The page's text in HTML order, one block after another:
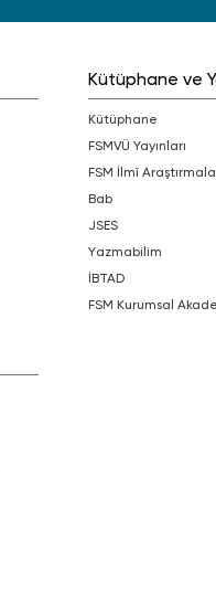
Kütüphane ve
Kütüphane
FSMVÜ Yayınları
FSM İlmî
bab
JSES
Yazmabilim
İBTAD
FSM Kurumsal